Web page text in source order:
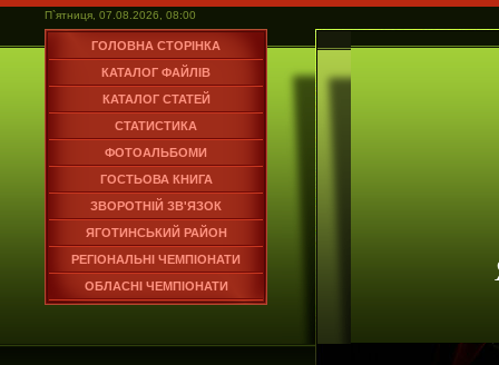
П`ятниця, 07.08.2026, 08:00
ГОЛОВНА СТОРІНКА
КАТАЛОГ ФАЙЛІВ
КАТАЛОГ СТАТЕЙ
СТАТИСТИКА
ФОТОАЛЬБОМИ
ГОСТЬОВА КНИГА
ЗВОРОТНІЙ ЗВ'ЯЗОК
ЯГОТИНСЬКИЙ РАЙОН
РЕГІОНАЛЬНІ ЧЕМПІОНАТИ
ОБЛАСНІ ЧЕМПІОНАТИ